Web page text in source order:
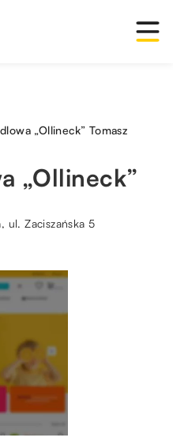
„Ollineck” Tomasz
„Ollineck”
ul. Zaciszańska 5